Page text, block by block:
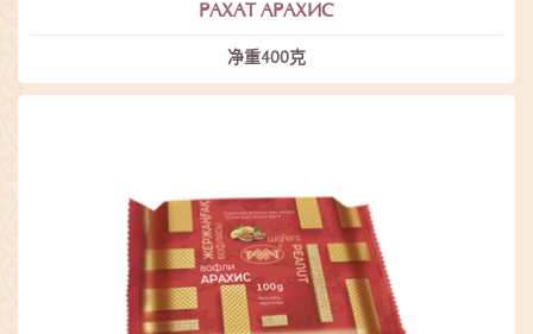
РАХАТ АРАХИС
净重400克